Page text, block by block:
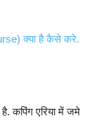
क्या है कैसे करे.
कपिंग एरिया में जमे